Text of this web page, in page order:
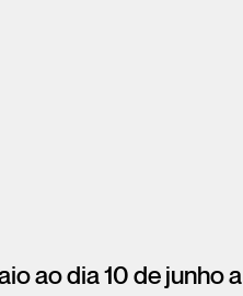
ao dia 10 de junho a